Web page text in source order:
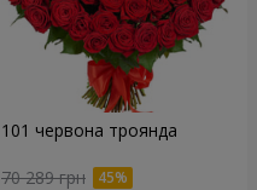
101 червона троянда
70 289 грн